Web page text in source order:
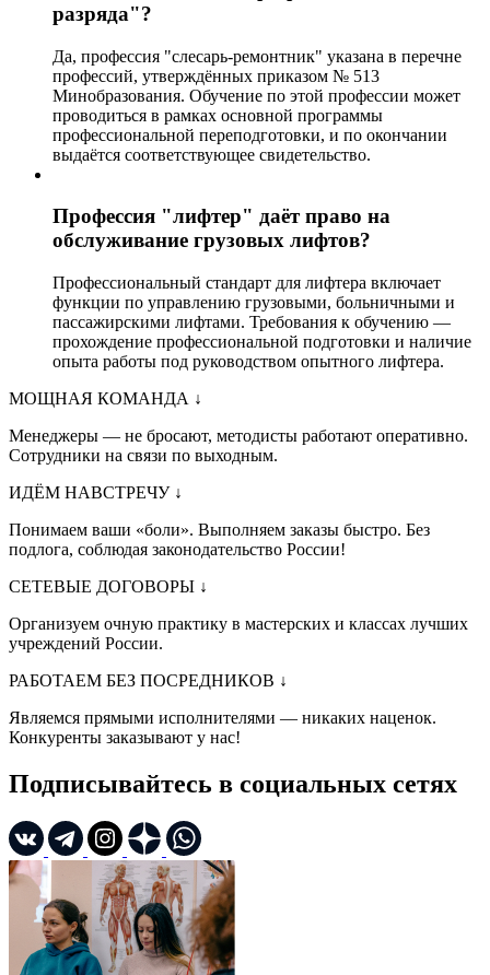
разряда"?
Да, профессия "слесарь-ремонтник" указана в перечне
профессий, утверждённых приказом № 513
Минобразования. Обучение по этой профессии может
проводиться в рамках основной программы
профессиональной переподготовки, и по окончании
выдаётся соответствующее свидетельство.
Профессия "лифтер" даёт право на
обслуживание грузовых лифтов?
Профессиональный стандарт для лифтера включает
функции по управлению грузовыми, больничными и
пассажирскими лифтами. Требования к обучению —
прохождение профессиональной подготовки и наличие
опыта работы под руководством опытного лифтера.
МОЩНАЯ КОМАНДА ↓
Менеджеры — не бросают, методисты работают оперативно.
Сотрудники на связи по выходным.
ИДЁМ НАВСТРЕЧУ ↓
Понимаем ваши «боли». Выполняем заказы быстро. Без
подлога, соблюдая законодательство России!
СЕТЕВЫЕ ДОГОВОРЫ ↓
Организуем очную практику в мастерских и классах лучших
учреждений России.
РАБОТАЕМ БЕЗ ПОСРЕДНИКОВ ↓
Являемся прямыми исполнителями — никаких наценок.
Конкуренты заказывают у нас!
Подписывайтесь в социальных сетях